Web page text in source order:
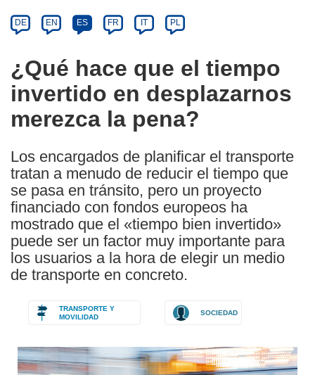
Category
Article
available
the
following
languages:
DE EN ES FR IT PL
¿Qué hace que el tiempo
invertido en desplazarnos
merezca la pena?
Los encargados de planificar el transporte
tratan a menudo de reducir el tiempo que
se pasa en tránsito, pero un proyecto
financiado con fondos europeos ha
mostrado que el «tiempo bien invertido»
puede ser un factor muy importante para
los usuarios a la hora de elegir un medio
de transporte en concreto.
TRANSPORTE Y
MOVILIDAD
SOCIEDAD